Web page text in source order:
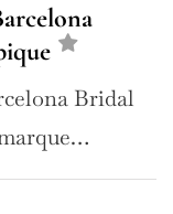
Bridal